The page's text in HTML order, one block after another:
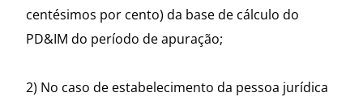
centésimos por cento) da base de cálculo do
PD&IM do período de apuração;
2) No caso de estabelecimento da pessoa jurídica